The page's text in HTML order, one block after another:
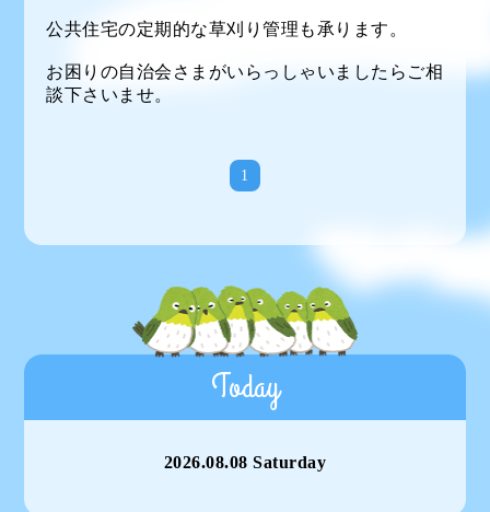
公共住宅の定期的な草刈り管理も承ります。
お困りの自治会さまがいらっしゃいましたらご相
談下さいませ。
1
Today
2026.08.08 Saturday